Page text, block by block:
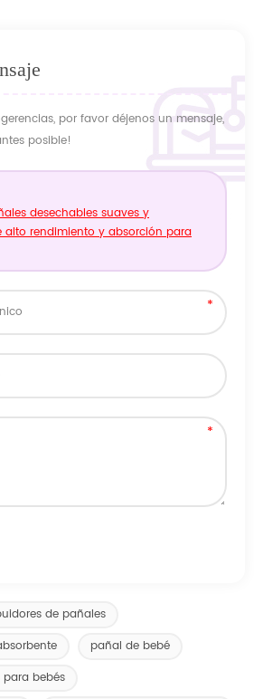
por favor déjenos un mensaje,
posible!
desechables suaves y
alto rendimiento y absorción para
de pañales
pañal de bebé
bebés